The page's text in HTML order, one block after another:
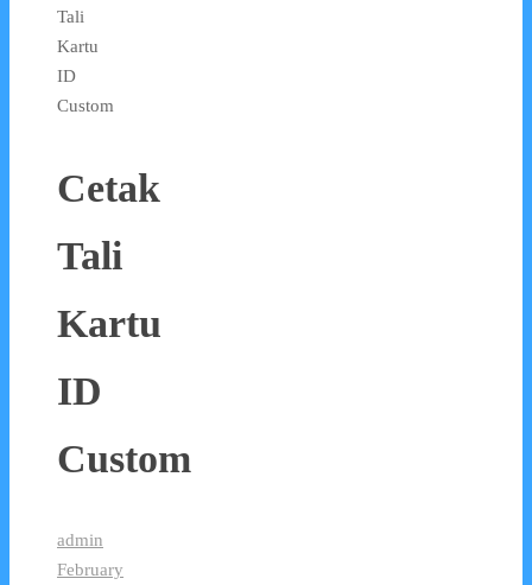
Tali
Kartu
ID
Custom
Cetak
Tali
Kartu
ID
Custom
admin
February